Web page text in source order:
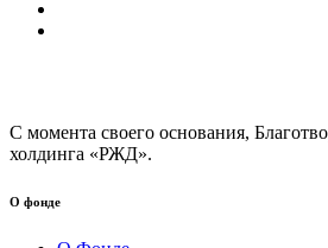
С момента своего основания,
холдинга «РЖД».
О фонде